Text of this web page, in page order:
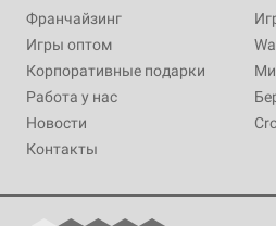
Франчайзинг
Игры оптом
Корпоративные подарки
Работа у нас
Новости
Контакты